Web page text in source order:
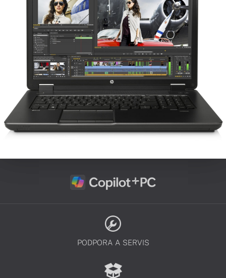
PODPORA A SERVIS